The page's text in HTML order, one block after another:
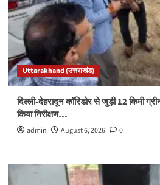
Uttarakhand (उत्तराखंड)
दिल्ली-देहरादून कॉरिडोर से जुड़ी 12 किमी
किया निरीक्षण…
admin August 6, 2026 0